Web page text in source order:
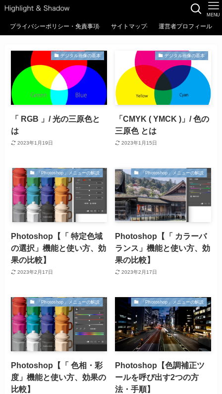
MENU
プライバシーポリシー・免責事項 サイトマップ 運営者プロフィール
デジタル画像の基本
「 RGB 」/ 光の三原色と
は
2023年1月19日
デジタル画像の基本
「CMYK ( YMCK )」/ 色の
三原色 とは
2023年1月15日
「Photoshop」メニューの解説
Photoshop【「 特定色域
の選択」機能と使い方、効
果の比較】
2023年2月17日
「Photoshop」メニューの解説
Photoshop【「 カラーバ
ランス」機能と使い方、効
果の比較】
2023年2月17日
「Photoshop」メニューの解説
Photoshop【「 色相・彩
度」機能と使い方、効果の
比較】
「Photoshop」メニューの解説
Photoshop【色調補正ツ
ールを呼び出す2つの方
法・手順】